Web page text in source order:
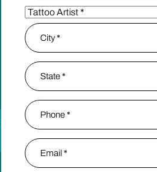
apellido
Partner Type*
Address
City
State / Province / Region
Phone
Email